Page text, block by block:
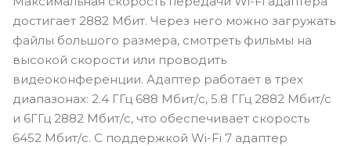
достигает 2882 Мбит. Через него можно загружать
файлы большого размера, смотреть фильмы на
высокой скорости или проводить
видеоконференции. Адаптер работает в трех
диапазонах: 2.4 ГГц 688 Мбит/с, 5.8 ГГц 2882 Мбит/с
и 6ГГц 2882 Мбит/с, что обеспечивает скорость
6452 Мбит/с. С поддержкой Wi-Fi 7 адаптер